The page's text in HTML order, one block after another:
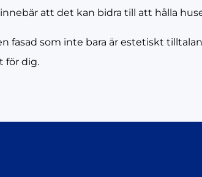
att det kan bidra till att hålla
fasad som inte bara är estetiskt
för dig.